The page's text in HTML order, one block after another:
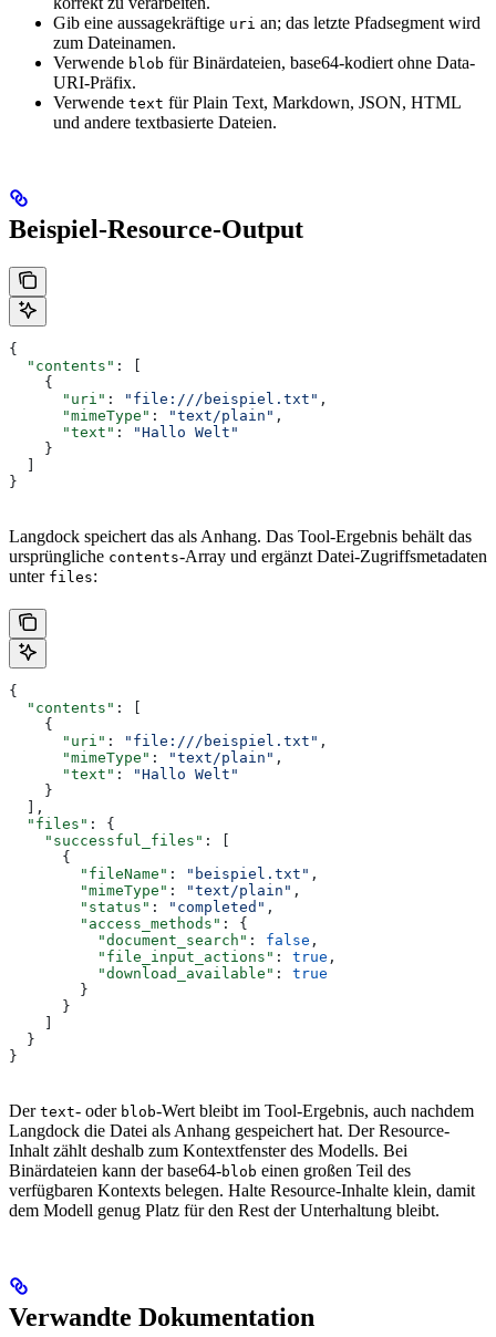
Gib eine aussagekräftige uri an; das letzte Pfadsegment wird
zum Dateinamen.
Verwende blob für Binärdateien, base64-kodiert ohne Data-
URI-Präfix.
Verwende text für Plain Text, Markdown, JSON, HTML
und andere textbasierte Dateien.
Beispiel-Resource-Output
{
  "contents"
: [
    {
      "uri"
: "file:///beispiel.txt" ,
      "mimeType"
: "text/plain" ,
      "text"
:
"Hallo Welt"
    }
}
Langdock speichert das als Anhang. Das Tool-Ergebnis behält das
ursprüngliche contents-Array und ergänzt Datei-Zugriffsmetadaten
unter files:
{
  "contents"
: [
    {
      "uri"
: "file:///beispiel.txt" ,
      "mimeType"
: "text/plain" ,
      "text"
:
"Hallo Welt"
    }
  ],
  "files"
: {
    "successful_files"
: [
      {
        "fileName"
: "beispiel.txt" ,
        "mimeType"
: "text/plain" ,
        "status"
: "completed" ,
        "access_methods"
: {
          "document_search"
: false ,
          "file_input_actions"
: true ,
          "download_available"
: true
        }
      }
  }
}
Der text- oder blob-Wert bleibt im Tool-Ergebnis, auch nachdem
Langdock die Datei als Anhang gespeichert hat. Der Resource-
Inhalt zählt deshalb zum Kontextfenster des Modells. Bei
Binärdateien kann der base64-blob einen großen Teil des
verfügbaren Kontexts belegen. Halte Resource-Inhalte klein, damit
dem Modell genug Platz für den Rest der Unterhaltung bleibt.
Verwandte Dokumentation